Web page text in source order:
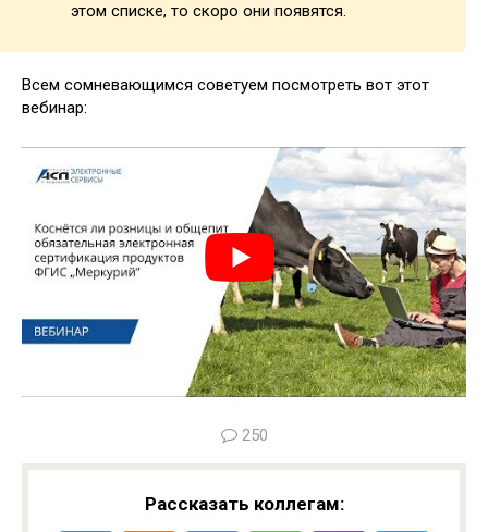
этом списке, то скоро они появятся.
Всем сомневающимся советуем посмотреть вот этот
вебинар:
250
Рассказать коллегам: